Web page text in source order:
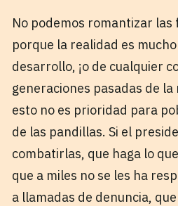
No podemos romantizar
porque la realidad es
desarrollo, ¡o de cualquier
generaciones pasadas de
esto no es prioridad para
de las pandillas. Si el
combatirlas, que haga lo
que a miles no se les ha
a llamadas de denuncia,